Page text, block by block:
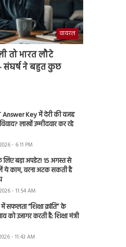
वायरल
तो भारत लौटे
संघर्ष ने बहुत कुछ
Answer Key में देरी की वजह
लाखों उम्मीदवार कर रहे
- 6:11 PM
के लिए बड़ा अपडेट! 15 अगस्त से
काम, वरना अटक सकती है
- 11:54 AM
में सफलता “शिक्षा क्रांति” के
को उजागर करती है: शिक्षा मंत्री
- 11:43 AM